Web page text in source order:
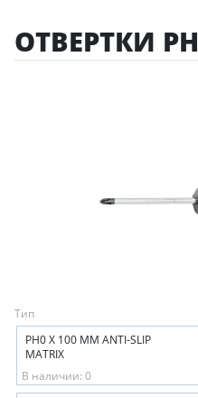
ОТВЕРТКИ PH
Тип
PH0 Х 100 ММ ANTI-SLIP
MATRIX
В наличии: 0